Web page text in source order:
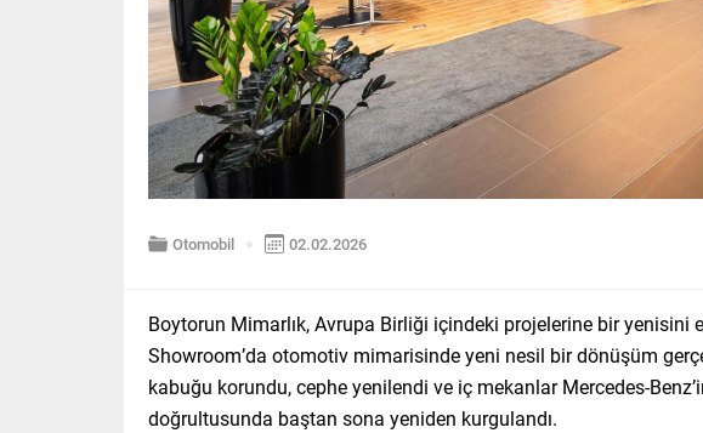
Otomobil 02.02.2026
Boytorun Mimarlık, Avrupa Birliği içindeki projelerine bir yenisini
Showroom’da otomotiv mimarisinde yeni nesil bir dönüşüm
kabuğu korundu, cephe yenilendi ve iç mekanlar Mercedes-
doğrultusunda baştan sona yeniden kurgulandı.